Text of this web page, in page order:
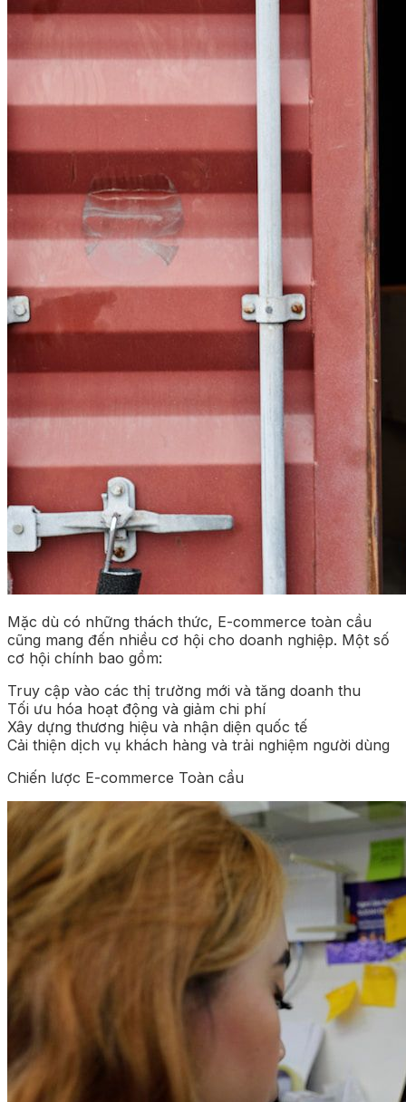
Mặc dù có những thách thức, E-commerce toàn cầu
cũng mang đến nhiều cơ hội cho doanh nghiệp. Một số
cơ hội chính bao gồm:
Truy cập vào các thị trường mới và tăng doanh thu
Tối ưu hóa hoạt động và giảm chi phí
Xây dựng thương hiệu và nhận diện quốc tế
Cải thiện dịch vụ khách hàng và trải nghiệm người dùng
Chiến lược E-commerce Toàn cầu